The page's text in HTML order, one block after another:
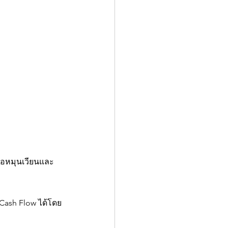
หมุนเวียนและ
Flow ได้โดย